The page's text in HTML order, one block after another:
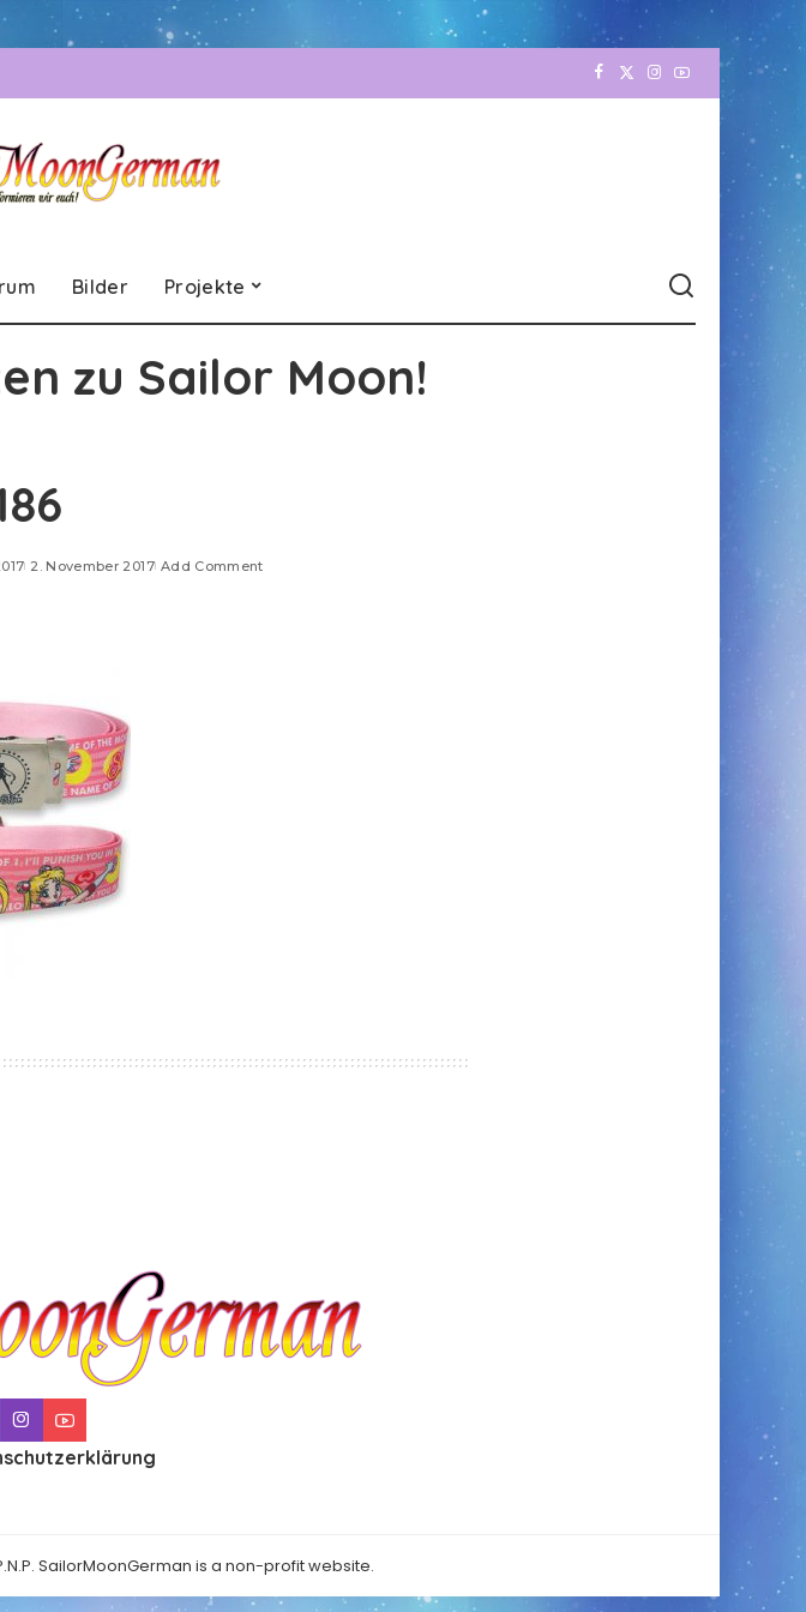
Bilder Projekte
zu Sailor Moon!
2. November 2017 Add Comment
SailorMoonGerman is a non-profit website.